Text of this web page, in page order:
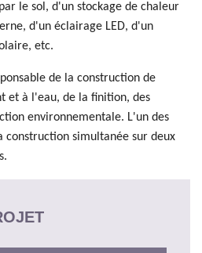
le sol, d'un stockage de chaleur
d'un éclairage LED, d'un
etc.
de la construction de
et à l'eau, de la finition, des
environnementale. L'un des
construction simultanée sur deux